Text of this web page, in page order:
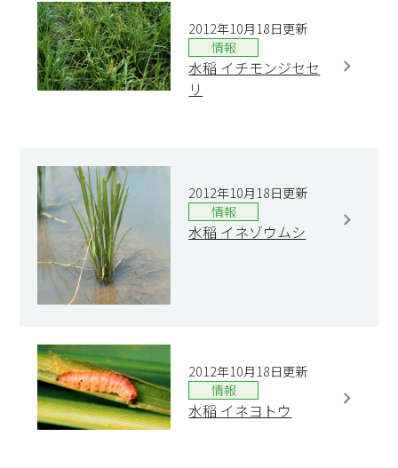
2012年10月18日更新
情報
水稲 イチモンジセセ
リ
2012年10月18日更新
情報
水稲 イネゾウムシ
2012年10月18日更新
情報
水稲 イネヨトウ